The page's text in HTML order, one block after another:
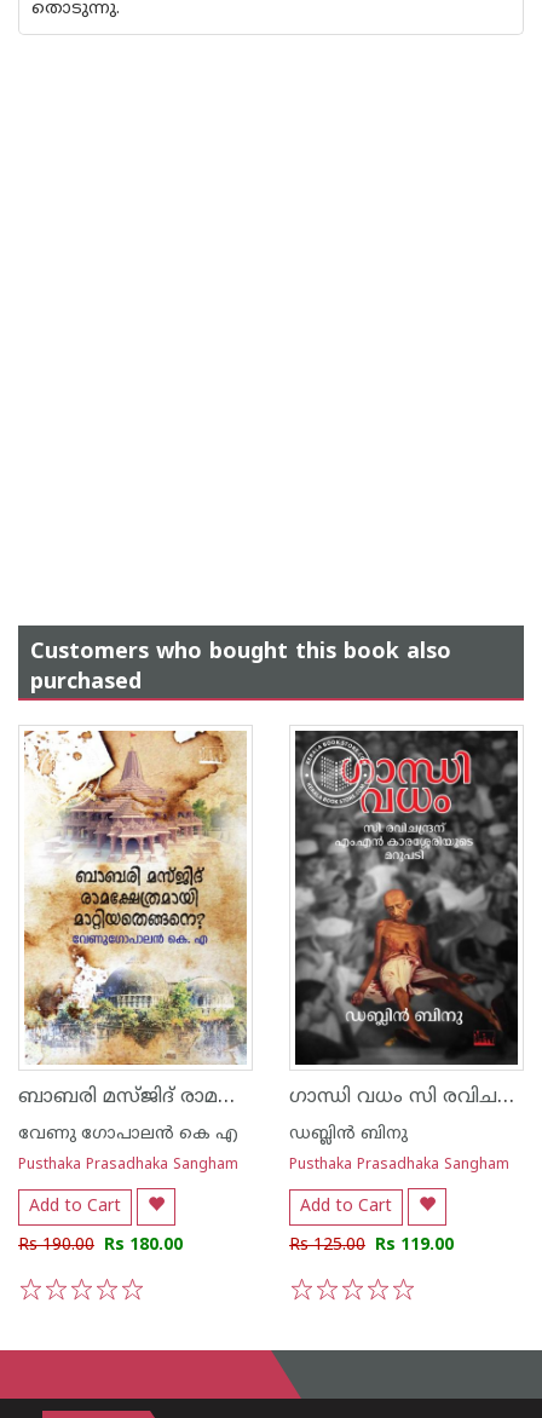
തൊടുന്നു.
Customers who bought this book also
purchased
ബാബരി മസ്ജിദ് രാമക്ഷേത്രമായി മാറ്റിയതെങ്ങനെ
വേണു ഗോപാലന്‍ കെ എ
Pusthaka Prasadhaka Sangham
Add to Cart
Rs 190.00 Rs 180.00
ഗാന്ധി വധം സി രവിചന്ദ്രന് എം എൻ കാരശ്ശേരിയുടെ മറുപടി
ഡബ്ലിൻ ബിനു
Pusthaka Prasadhaka Sangham
Add to Cart
Rs 125.00 Rs 119.00